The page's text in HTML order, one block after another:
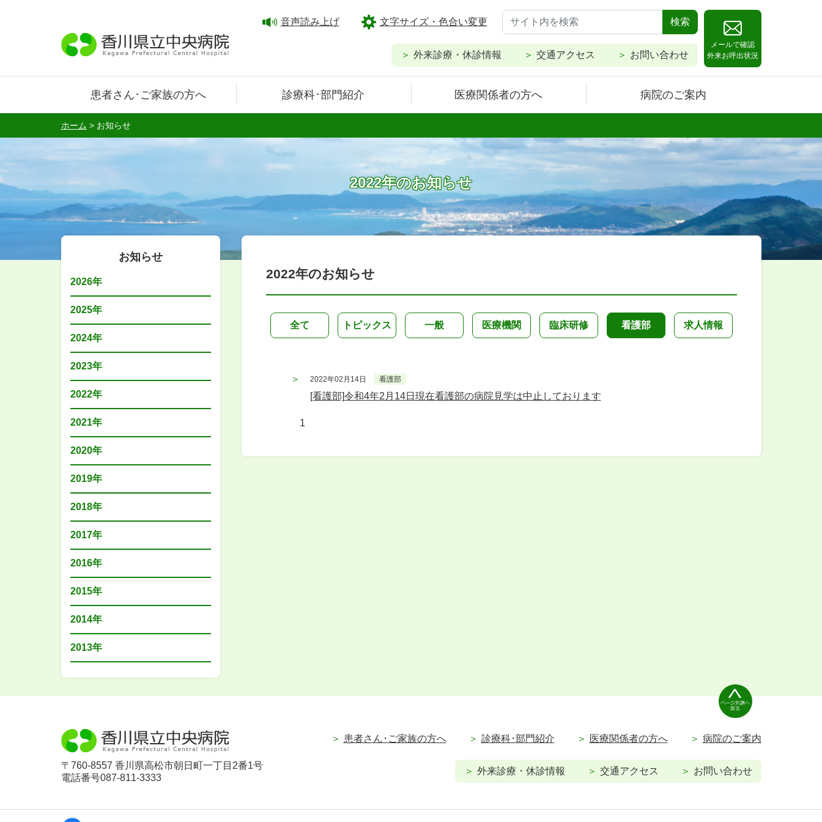
音声読み上げ 文字サイズ・色合い変更 検索
外来診療・休診情報 交通アクセス お問い合わせ
メールで確認
外来お呼出状況
患者さん･ご家族の方へ 診療科･部門紹介 医療関係者の方へ 病院のご案内
ホーム > お知らせ
2022年のお知らせ
2022年のお知らせ
全て トピックス 一般 医療機関 臨床研修 看護部 求人情報
2022年02月14日 看護部
[看護部]令和4年2月14日現在看護部の病院見学は中止しております
1
お知らせ
2026年
2025年
2024年
2023年
2022年
2021年
2020年
2019年
2018年
2017年
2016年
2015年
2014年
2013年
〒760-8557 香川県高松市朝日町一丁目2番1号
電話番号087-811-3333
患者さん･ご家族の方へ 診療科･部門紹介 医療関係者の方へ 病院のご案内
外来診療・休診情報 交通アクセス お問い合わせ